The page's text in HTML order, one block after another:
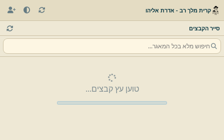
קרית מלך רב - אדרת אליהו
סייר הקבצים
טוען עץ קבצים...